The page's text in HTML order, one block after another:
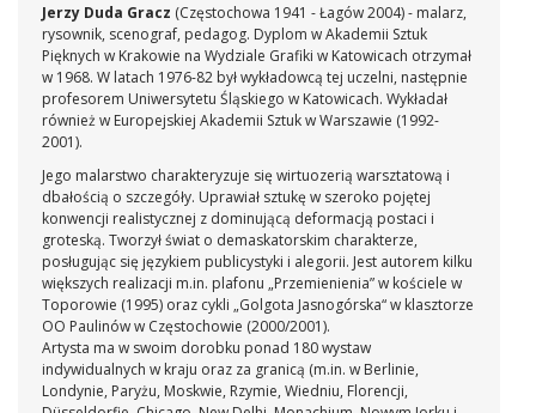
Jerzy Duda Gracz (Częstochowa 1941 - Łagów 2004) - malarz,
rysownik, scenograf, pedagog. Dyplom w Akademii Sztuk
Pięknych w Krakowie na Wydziale Grafiki w Katowicach otrzymał
w 1968. W latach 1976-82 był wykładowcą tej uczelni, następnie
profesorem Uniwersytetu Śląskiego w Katowicach. Wykładał
również w Europejskiej Akademii Sztuk w Warszawie (1992-
2001).
Jego malarstwo charakteryzuje się wirtuozerią warsztatową i
dbałością o szczegóły. Uprawiał sztukę w szeroko pojętej
konwencji realistycznej z dominującą deformacją postaci i
groteską. Tworzył świat o demaskatorskim charakterze,
posługując się językiem publicystyki i alegorii. Jest autorem kilku
większych realizacji m.in. plafonu „Przemienienia” w kościele w
Toporowie (1995) oraz cykli „Golgota Jasnogórska“ w klasztorze
OO Paulinów w Częstochowie (2000/2001).
Artysta ma w swoim dorobku ponad 180 wystaw
indywidualnych w kraju oraz za granicą (m.in. w Berlinie,
Londynie, Paryżu, Moskwie, Rzymie, Wiedniu, Florencji,